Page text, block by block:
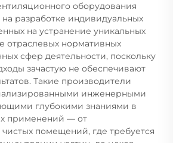
оборудования
разработке индивидуальных
на устранение уникальных
отраслевых нормативных
сфер деятельности, поскольку
зачастую не обеспечивают
Такие производители
инженерными
глубокими знаниями в
применений — от
помещений, где требуется